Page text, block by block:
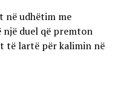
në udhëtim me
një duel që premton
të lartë për kalimin në